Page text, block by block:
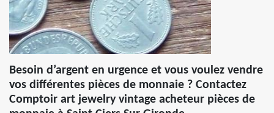
Besoin d’argent en urgence et vous voulez vendre
vos différentes pièces de monnaie ? Contactez
Comptoir art jewelry vintage acheteur pièces de